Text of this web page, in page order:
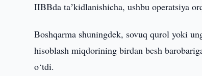
IIBBda taʼkidlanishicha, ushbu operatsiya
Boshqarma shuningdek, sovuq qurol yoki
hisoblash miqdorining birdan besh
o‘tdi.